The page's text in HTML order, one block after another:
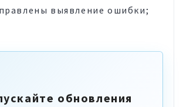
выявление ошибки;
обновления